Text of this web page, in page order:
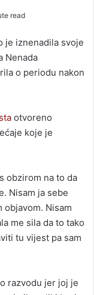
read
je iznenadila svoje
Nenada
o periodu nakon
otvoreno
koje je
obzirom na to da
Nisam ja sebe
objavom. Nisam
me sila da to tako
tu vijest pa sam
razvodu jer joj je